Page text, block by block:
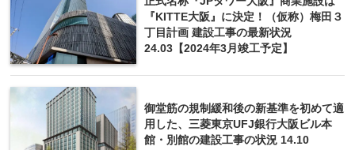
『KITTE大阪』に決定！（仮称）梅田３
丁目計画 建設工事の最新状況
24.03【2024年3月竣工予定】
御堂筋の規制緩和後の新基準を初めて適
用した、三菱東京UFJ銀行大阪ビル本
館・別館の建設工事の状況 14.10